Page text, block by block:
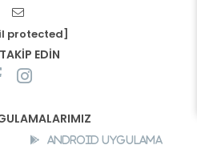
protected]
EDİN
Android Uygulama